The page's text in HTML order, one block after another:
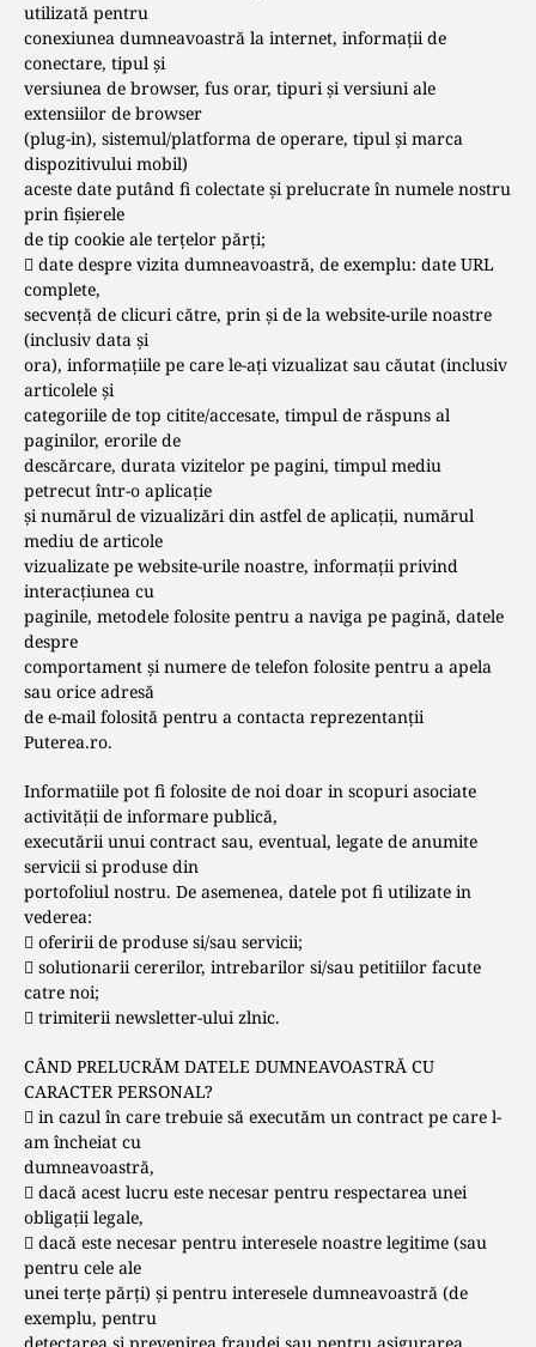
utilizată pentru
conexiunea dumneavoastră la internet, informații de
conectare, tipul și
versiunea de browser, fus orar, tipuri și versiuni ale
extensiilor de browser
(plug-in), sistemul/platforma de operare, tipul și marca
dispozitivului mobil)
aceste date putând fi colectate și prelucrate în numele nostru
prin fişierele
de tip cookie ale terțelor părți;
 date despre vizita dumneavoastră, de exemplu: date URL
complete,
secvență de clicuri către, prin și de la website-urile noastre
(inclusiv data și
ora), informațiile pe care le-ați vizualizat sau căutat (inclusiv
articolele şi
categoriile de top citite/accesate, timpul de răspuns al
paginilor, erorile de
descărcare, durata vizitelor pe pagini, timpul mediu
petrecut într-o aplicație
și numărul de vizualizări din astfel de aplicații, numărul
mediu de articole
vizualizate pe website-urile noastre, informații privind
interacțiunea cu
paginile, metodele folosite pentru a naviga pe pagină, datele
despre
comportament și numere de telefon folosite pentru a apela
sau orice adresă
de e-mail folosită pentru a contacta reprezentanții
Puterea.ro.
Informatiile pot fi folosite de noi doar in scopuri asociate
activităţii de informare publică,
executării unui contract sau, eventual, legate de anumite
servicii si produse din
portofoliul nostru. De asemenea, datele pot fi utilizate in
vederea:
 oferirii de produse si/sau servicii;
 solutionarii cererilor, intrebarilor si/sau petitiilor facute
catre noi;
 trimiterii newsletter-ului zlnic.
CÂND PRELUCRĂM DATELE DUMNEAVOASTRĂ CU
CARACTER PERSONAL?
 in cazul în care trebuie să executăm un contract pe care l-
am încheiat cu
dumneavoastră,
 dacă acest lucru este necesar pentru respectarea unei
obligații legale,
 dacă este necesar pentru interesele noastre legitime (sau
pentru cele ale
unei terțe părți) și pentru interesele dumneavoastră (de
exemplu, pentru